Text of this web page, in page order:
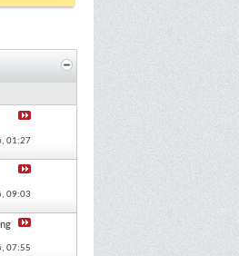
01:27
09:03
07:55